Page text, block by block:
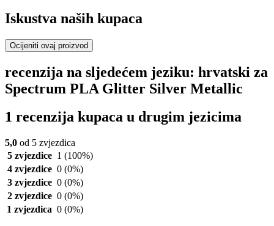
Iskustva naših kupaca
Ocijeniti ovaj proizvod
recenzija na sljedećem jeziku: hrvatski za
Spectrum PLA Glitter Silver Metallic
1 recenzija kupaca u drugim jezicima
5,0 od 5 zvjezdica
5 zvjezdice 1 (100%)
4 zvjezdice 0 (0%)
3 zvjezdice 0 (0%)
2 zvjezdice 0 (0%)
1 zvjezdica 0 (0%)